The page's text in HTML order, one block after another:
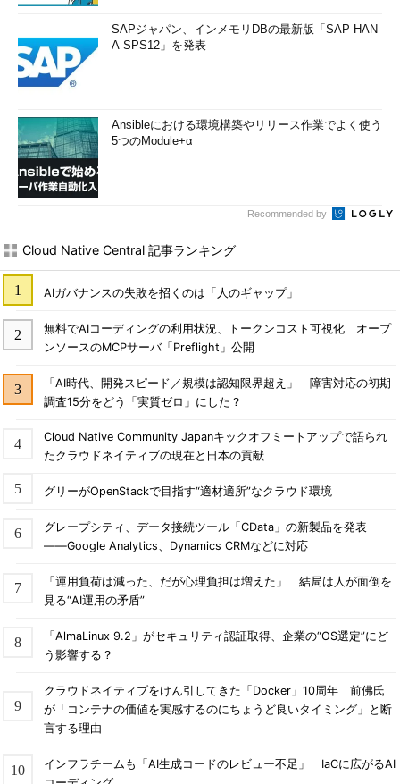
SAPジャパン、インメモリDBの最新版「SAP HAN
A SPS12」を発表
Ansibleにおける環境構築やリリース作業でよく使う
5つのModule+α
Recommended by
Cloud Native Central 記事ランキング
AIガバナンスの失敗を招くのは「人のギャップ」
無料でAIコーディングの利用状況、トークンコスト可視化 オープ
ンソースのMCPサーバ「Preflight」公開
「AI時代、開発スピード／規模は認知限界超え」 障害対応の初期
調査15分をどう「実質ゼロ」にした？
Cloud Native Community Japanキックオフミートアップで語られ
たクラウドネイティブの現在と日本の貢献
グリーがOpenStackで目指す“適材適所”なクラウド環境
グレープシティ、データ接続ツール「CData」の新製品を発表
――Google Analytics、Dynamics CRMなどに対応
「運用負荷は減った、だが心理負担は増えた」 結局は人が面倒を
見る“AI運用の矛盾”
「AlmaLinux 9.2」がセキュリティ認証取得、企業の“OS選定”にど
う影響する？
クラウドネイティブをけん引してきた「Docker」10周年 前佛氏
が「コンテナの価値を実感するのにちょうど良いタイミング」と断
言する理由
インフラチームも「AI生成コードのレビュー不足」 IaCに広がるAI